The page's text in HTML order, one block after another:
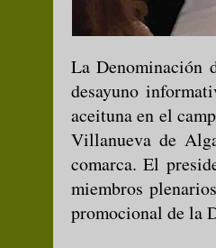
La Denominación
desayuno
aceituna en el
Villanueva de
comarca. El
miembros
promocional de la